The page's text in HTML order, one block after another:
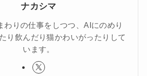
ナカシマ
わりの仕事をしつつ、AIにのめり
り飲んだり猫かわいがったりして
います。